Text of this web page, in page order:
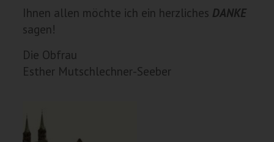
Ihnen allen möchte ich ein herzliches DANKE
sagen!
Die Obfrau
Esther Mutschlechner-Seeber